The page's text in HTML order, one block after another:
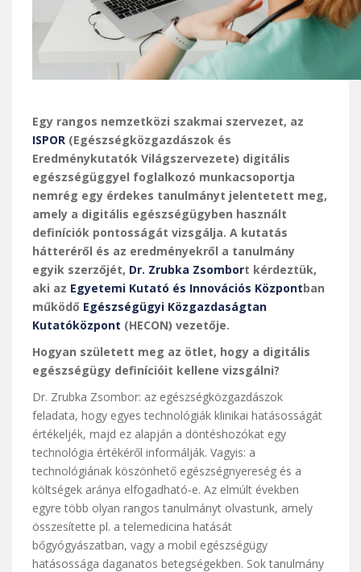
Egy rangos nemzetközi szakmai szervezet, az
ISPOR (Egészségközgazdászok és
Eredménykutatók Világszervezete) digitális
egészségüggyel foglalkozó munkacsoportja
nemrég egy érdekes tanulmányt jelentetett meg,
amely a digitális egészségügyben használt
definíciók pontosságát vizsgálja. A kutatás
hátteréről és az eredményekről a tanulmány
egyik szerzőjét, Dr. Zrubka Zsombort kérdeztük,
aki az Egyetemi Kutató és Innovációs Központban
működő Egészségügyi Közgazdaságtan
Kutatóközpont (HECON) vezetője.
Hogyan született meg az ötlet, hogy a digitális
egészségügy definícióit kellene vizsgálni?
Dr. Zrubka Zsombor: az egészségközgazdászok
feladata, hogy egyes technológiák klinikai hatásosságát
értékeljék, majd ez alapján a döntéshozókat egy
technológia értékéről informálják. Vagyis: a
technológiának köszönhető egészségnyereség és a
költségek aránya elfogadható-e. Az elmúlt években
egyre több olyan rangos tanulmányt olvastunk, amely
összesítette pl. a telemedicina hatását
bőgyógyászatban, vagy a mobil egészségügy
hatásossága daganatos betegségekben. Sok tanulmány